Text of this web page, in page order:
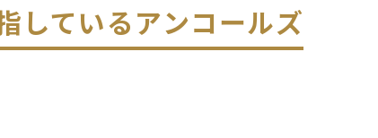
しているアンコールズ